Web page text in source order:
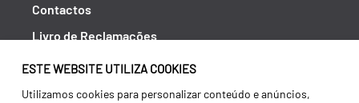
ESTE WEBSITE UTILIZA COOKIES
Utilizamos cookies para personalizar conteúdo e anúncios,
Contactos
Livro de Reclamações
Política de Privacidade
Canal de Denúncias (RGPC)